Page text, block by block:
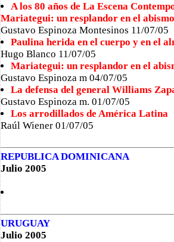
A los 80 años de La Escena
Mariategui: un resplandor en el abismo
Gustavo Espinoza Montesinos 11/07/05
Paulina herida en el cuerpo y en el
Hugo Blanco 11/07/05
Mariategui: un resplandor en el
Gustavo Espinoza m 04/07/05
La defensa del general Williams
Gustavo Espinoza m. 01/07/05
Los arrodillados de América Latina
Raúl Wiener 01/07/05
REPUBLICA DOMINICANA
Julio 2005
URUGUAY
Julio 2005